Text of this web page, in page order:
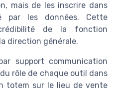
mais de les inscrire dans
par les données. Cette
de la fonction
direction générale.
support communication
rôle de chaque outil dans
totem sur le lieu de vente